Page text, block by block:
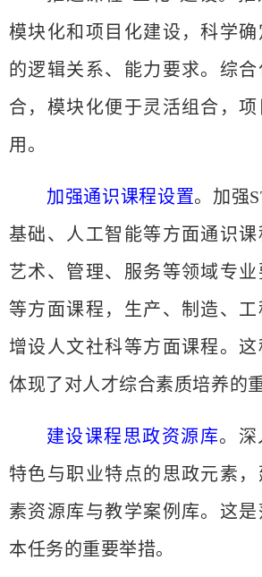
模块化和项目化建设，科学确
的逻辑关系、能力要求。综
合，模块化便于灵活组合，
用。
加强通识课程设置。加强
基础、人工智能等方面通识课
艺术、管理、服务等领域专
等方面课程，生产、制造、
增设人文社科等方面课程。
体现了对人才综合素质培养的重
建设课程思政资源库。深
特色与职业特点的思政元素
素资源库与教学案例库。这
本任务的重要举措。